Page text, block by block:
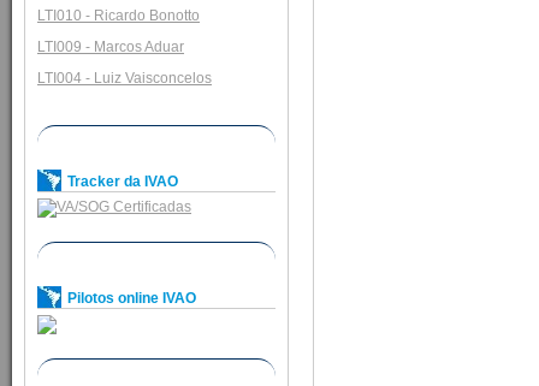
LTI010 - Ricardo Bonotto
LTI009 - Marcos Aduar
LTI004 - Luiz Vaisconcelos
Tracker da IVAO
Pilotos online IVAO